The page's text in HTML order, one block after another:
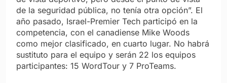
de la seguridad pública, no tenía otra opción”. El
año pasado, Israel-Premier Tech participó en la
competencia, con el canadiense Mike Woods
como mejor clasificado, en cuarto lugar. No habrá
sustituto para el equipo y serán 22 los equipos
participantes: 15 WordTour y 7 ProTeams.